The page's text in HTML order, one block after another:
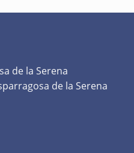
de la Serena
de la Serena